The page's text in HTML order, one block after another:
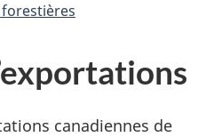
canadiennes de